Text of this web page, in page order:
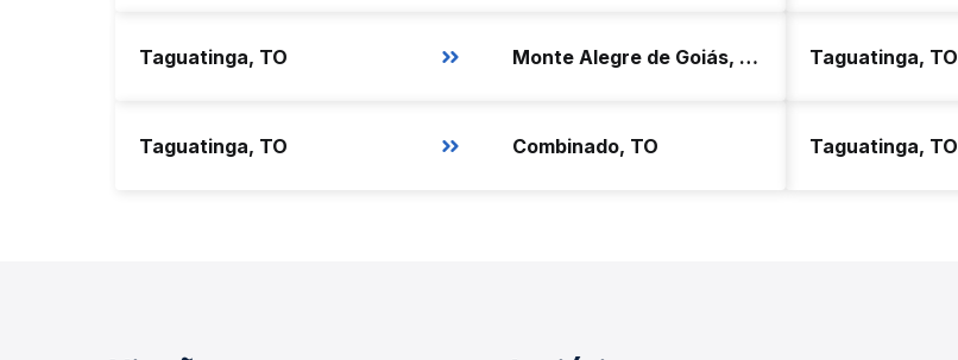
Taguatinga, TO Monte Alegre de Goiás, GO Taguatinga, TO
Taguatinga, TO Combinado, TO Taguatinga, TO